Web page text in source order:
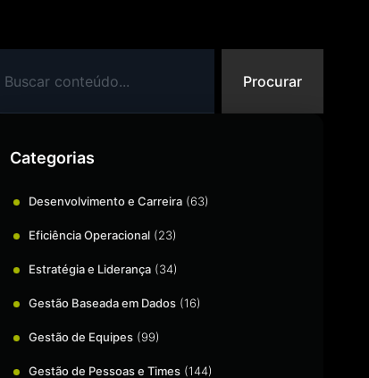
Procurar
Categorias
Desenvolvimento e Carreira (63)
Eficiência Operacional (23)
Estratégia e Liderança (34)
Gestão Baseada em Dados (16)
Gestão de Equipes (99)
Gestão de Pessoas e Times (144)